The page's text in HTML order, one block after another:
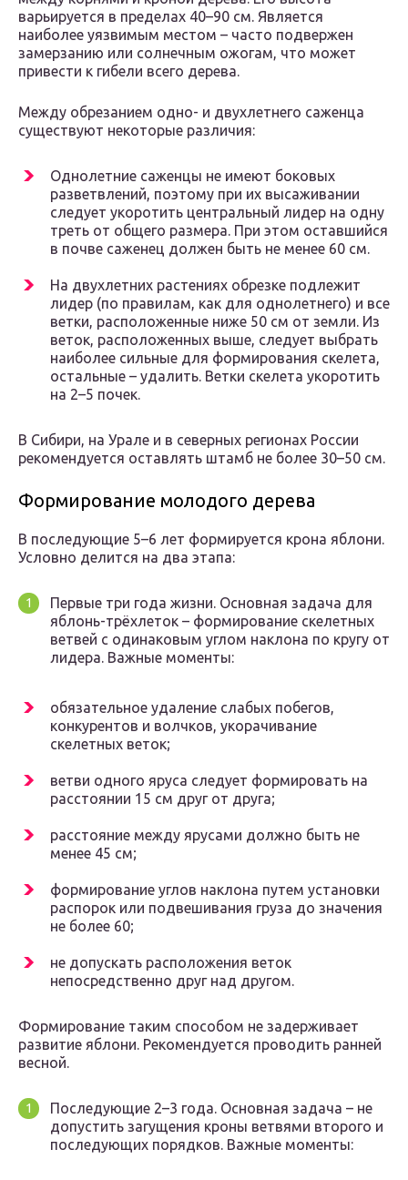
варьируется в пределах 40–90 см. Является
наиболее уязвимым местом – часто подвержен
замерзанию или солнечным ожогам, что может
привести к гибели всего дерева.
Между обрезанием одно- и двухлетнего саженца
существуют некоторые различия:
Однолетние саженцы не имеют боковых
разветвлений, поэтому при их высаживании
следует укоротить центральный лидер на одну
треть от общего размера. При этом оставшийся
в почве саженец должен быть не менее 60 см.
На двухлетних растениях обрезке подлежит
лидер (по правилам, как для однолетнего) и все
ветки, расположенные ниже 50 см от земли. Из
веток, расположенных выше, следует выбрать
наиболее сильные для формирования скелета,
остальные – удалить. Ветки скелета укоротить
на 2–5 почек.
В Сибири, на Урале и в северных регионах России
рекомендуется оставлять штамб не более 30–50 см.
Формирование молодого дерева
В последующие 5–6 лет формируется крона яблони.
Условно делится на два этапа:
Первые три года жизни. Основная задача для
яблонь-трёхлеток – формирование скелетных
ветвей с одинаковым углом наклона по кругу от
лидера. Важные моменты:
обязательное удаление слабых побегов,
конкурентов и волчков, укорачивание
скелетных веток;
ветви одного яруса следует формировать на
расстоянии 15 см друг от друга;
расстояние между ярусами должно быть не
менее 45 см;
формирование углов наклона путем установки
распорок или подвешивания груза до значения
не более 60;
не допускать расположения веток
непосредственно друг над другом.
Формирование таким способом не задерживает
развитие яблони. Рекомендуется проводить ранней
весной.
Последующие 2–3 года. Основная задача – не
допустить загущения кроны ветвями второго и
последующих порядков. Важные моменты: